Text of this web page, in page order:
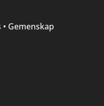
Gemenskap